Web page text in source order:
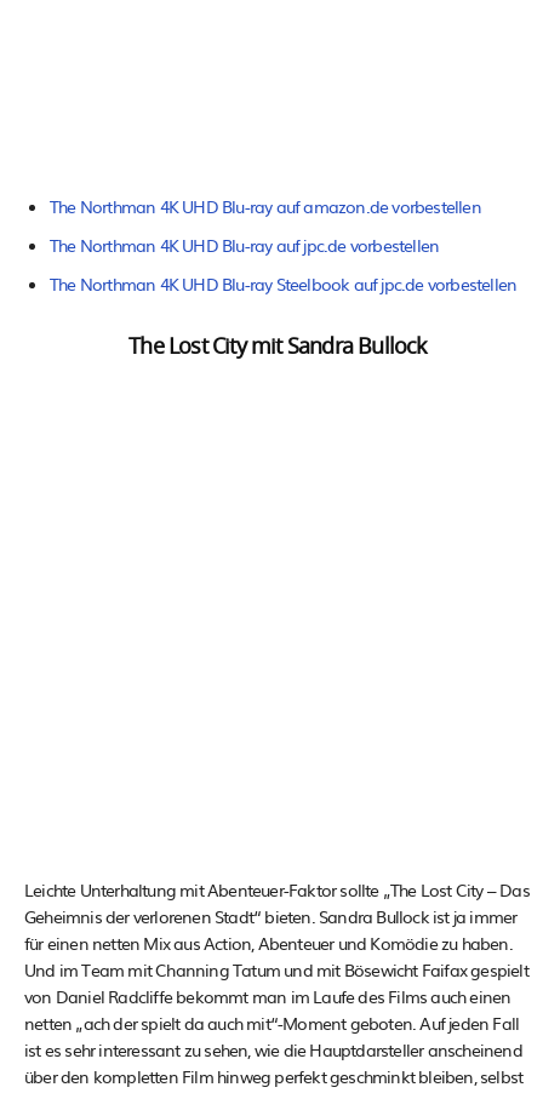
The Northman 4K UHD Blu-ray auf amazon.de vorbestellen
The Northman 4K UHD Blu-ray auf jpc.de vorbestellen
The Northman 4K UHD Blu-ray Steelbook auf jpc.de vorbestellen
The Lost City mit Sandra Bullock
Leichte Unterhaltung mit Abenteuer-Faktor sollte „The Lost City – Das
Geheimnis der verlorenen Stadt“ bieten. Sandra Bullock ist ja immer
für einen netten Mix aus Action, Abenteuer und Komödie zu haben.
Und im Team mit Channing Tatum und mit Bösewicht Faifax gespielt
von Daniel Radcliffe bekommt man im Laufe des Films auch einen
netten „ach der spielt da auch mit“-Moment geboten. Auf jeden Fall
ist es sehr interessant zu sehen, wie die Hauptdarsteller anscheinend
über den kompletten Film hinweg perfekt geschminkt bleiben, selbst